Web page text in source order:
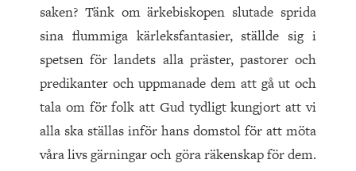
saken? Tänk om ärkebiskopen slutade sprida
sina flummiga kärleksfantasier, ställde sig i
spetsen för landets alla präster, pastorer och
predikanter och uppmanade dem att gå ut och
tala om för folk att Gud tydligt kungjort att vi
alla ska ställas inför hans domstol för att möta
våra livs gärningar och göra räkenskap för dem.